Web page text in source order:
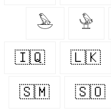
𓅅 𓅈
🇮🇶 🇱🇰
🇸🇲 🇸🇴